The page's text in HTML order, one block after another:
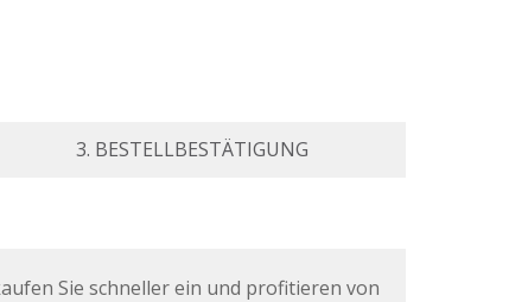
3. BESTELLBESTÄTIGUNG
Sie schneller ein und profitieren von